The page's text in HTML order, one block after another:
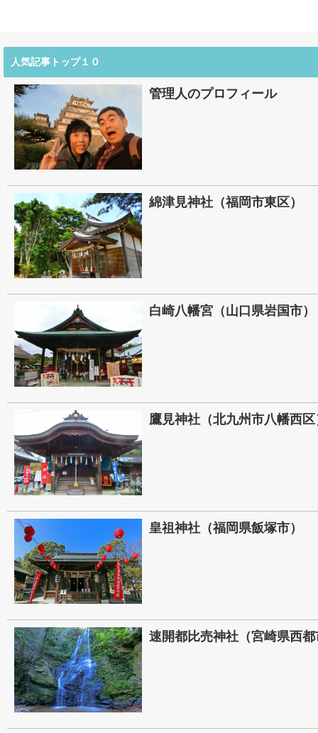
人気記事トップ１０
管理人のプロフィール
綿津見神社（福岡市東区）
白崎八幡宮（山口県岩国市）
鷹見神社（北九州市八幡西区
皇祖神社（福岡県飯塚市）
速開都比売神社（宮崎県西